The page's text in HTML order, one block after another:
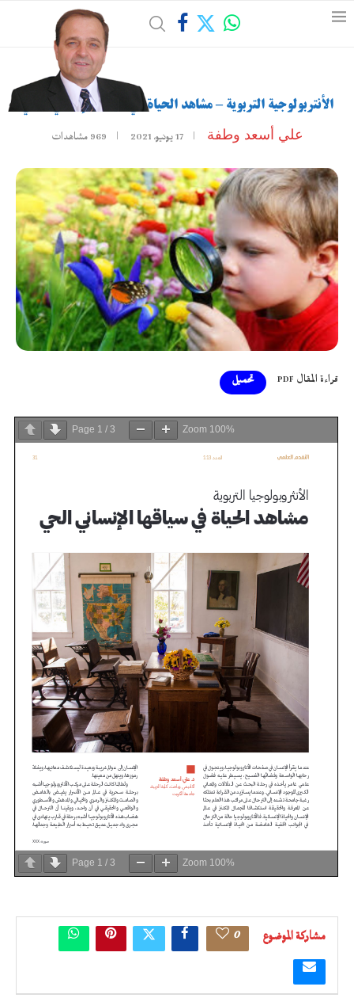
الأنتربولوجية التربوية – مشاهد الحياة في سياقها الإنساني الحي
علي أسعد وطفة 17 يونيو، 2021 969 مشاهدات
قراءة المقال PDF تحميل
Page 1 / 3 Zoom 100%
Page 1 / 3 Zoom 100%
مشاركة الموضوع 0